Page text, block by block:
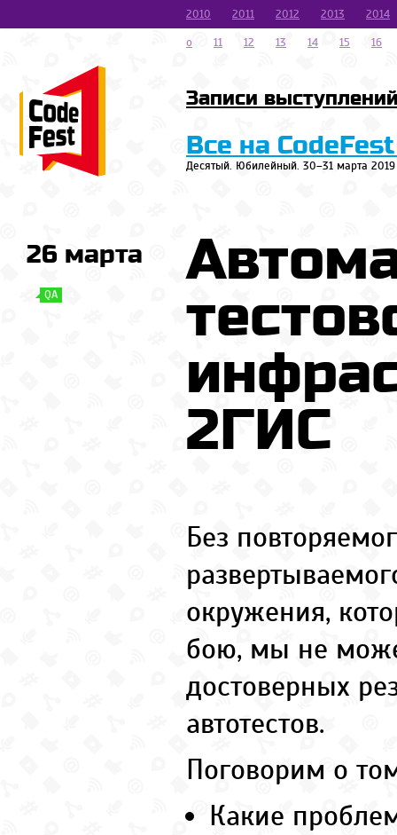
2010 2011 2012 2013
2014
o
11 12 13 14 15 16
Записи
Все на
Десятый. Юбилейный. 30–31 марта 2019
26 марта
QA
2ГИС
Без
окружения,
бою, мы не
достоверных
автотестов.
Поговорим о
Какие